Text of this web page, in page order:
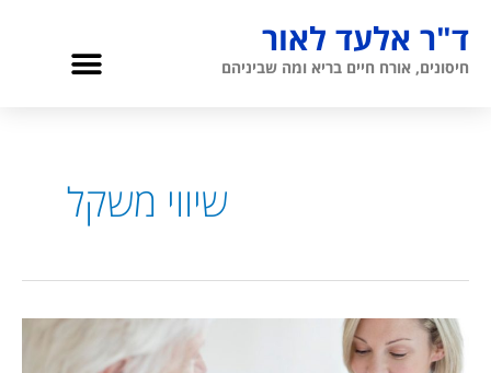
לתוכןד"ר אלעד לאור
חיסונים, אורח חיים בריא ומה שביניהם תפריט
שיווי משקל
פעילות
גופנית